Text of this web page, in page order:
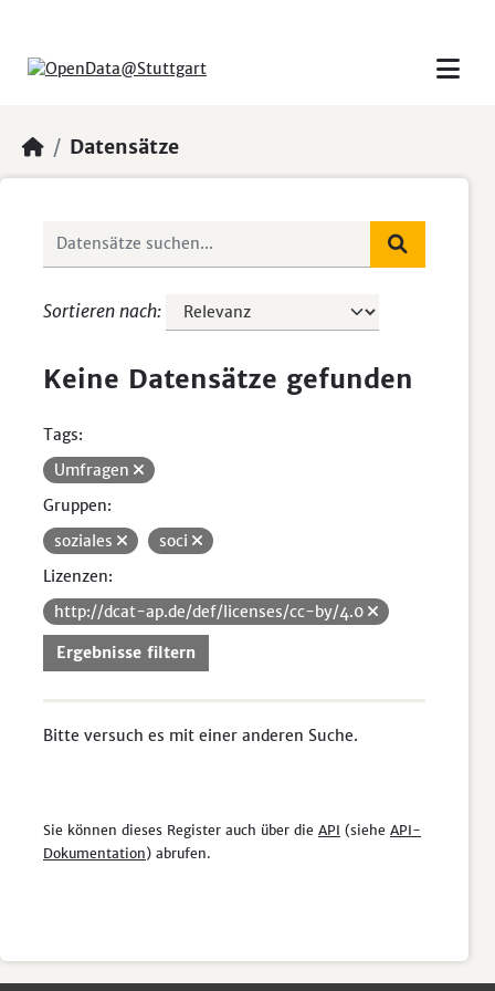
Datensätze
Sortieren nach
Keine Datensätze gefunden
Tags:
Umfragen
Gruppen:
soziales
soci
Lizenzen:
http://dcat-ap.de/def/licenses/cc-by/4.0
Ergebnisse filtern
Bitte versuch es mit einer anderen Suche.
Sie können dieses Register auch über die API (siehe API-
Dokumentation) abrufen.